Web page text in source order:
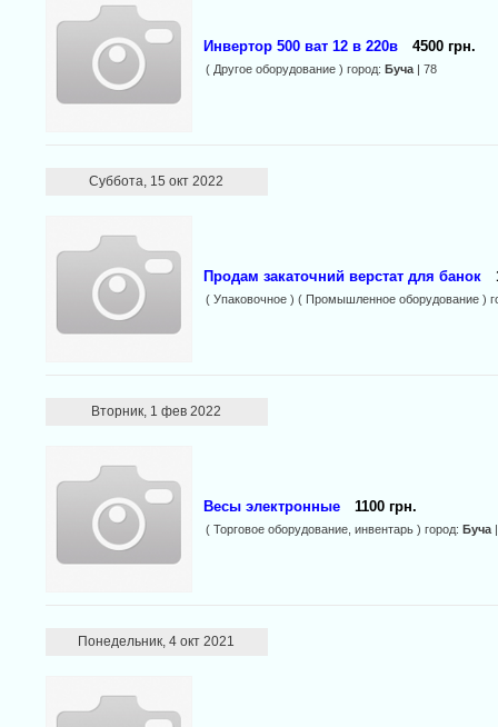
Инвертор 500 ват 12 в 220в 4500 грн.
( Другое оборудование ) город: Буча| 78
Суббота, 15 окт 2022
Продам закаточний верстат для банок
( Упаковочное ) ( Промышленное оборудование )
Вторник, 1 фев 2022
Весы электронные 1100 грн.
( Торговое оборудование, инвентарь ) город: Буча|
Понедельник, 4 окт 2021